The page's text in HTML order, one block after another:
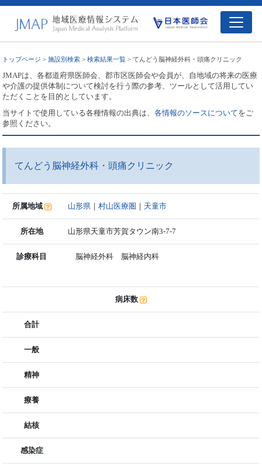
トップページ >施設別検索 >検索結果一覧 > てんどう脳神経外科・頭痛クリニック
JMAPは、各都道府県医師会、郡市区医師会や会員が、自地域の将来の医療
や介護の提供体制について検討を行う際の参考、ツールとして活用してい
ただくことを目的としています。
当サイトで使用している各種情報の出典は、各情報のソースについてをご
参照ください。
てんどう脳神経外科・頭痛クリニック
所属地域 山形県 ｜村山医療圏 ｜ 天童市
所在地 山形県天童市芳賀タウン南3-7-7
診療科目 脳神経外科 脳神経内科
病床数
合計
一般
精神
療養
結核
感染症